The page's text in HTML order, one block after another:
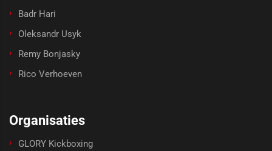
Badr Hari
Oleksandr Usyk
Remy Bonjasky
Rico Verhoeven
Organisaties
GLORY Kickboxing